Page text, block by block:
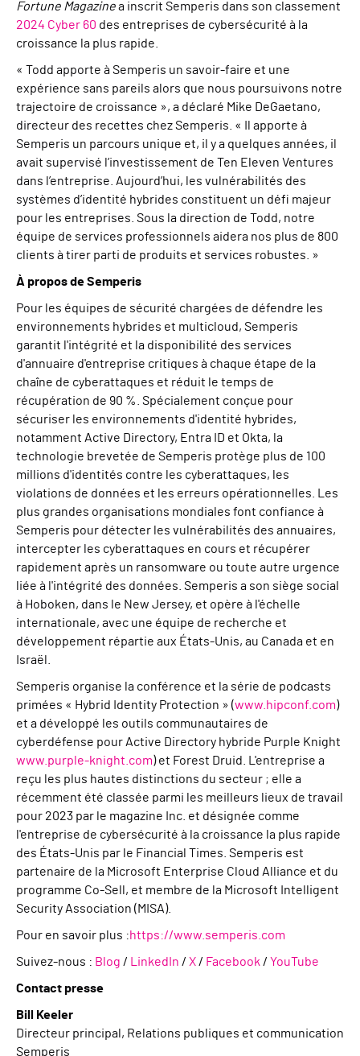
Fortune Magazinea inscrit Semperis dans son classement
2024 Cyber 60 des entreprises de cybersécurité à la
croissance la plus rapide.
« Todd apporte à Semperis un savoir-faire et une
expérience sans pareils alors que nous poursuivons notre
trajectoire de croissance », a déclaré Mike DeGaetano,
directeur des recettes chez Semperis. « Il apporte à
Semperis un parcours unique et, il y a quelques années, il
avait supervisé l’investissement de Ten Eleven Ventures
dans l’entreprise. Aujourd’hui, les vulnérabilités des
systèmes d’identité hybrides constituent un défi majeur
pour les entreprises. Sous la direction de Todd, notre
équipe de services professionnels aidera nos plus de 800
clients à tirer parti de produits et services robustes. »
À propos de Semperis
Pour les équipes de sécurité chargées de défendre les
environnements hybrides et multicloud, Semperis
garantit l'intégrité et la disponibilité des services
d'annuaire d'entreprise critiques à chaque étape de la
chaîne de cyberattaques et réduit le temps de
récupération de 90 %. Spécialement conçue pour
sécuriser les environnements d'identité hybrides,
notamment Active Directory, Entra ID et Okta, la
technologie brevetée de Semperis protège plus de 100
millions d'identités contre les cyberattaques, les
violations de données et les erreurs opérationnelles. Les
plus grandes organisations mondiales font confiance à
Semperis pour détecter les vulnérabilités des annuaires,
intercepter les cyberattaques en cours et récupérer
rapidement après un ransomware ou toute autre urgence
liée à l'intégrité des données. Semperis a son siège social
à Hoboken, dans le New Jersey, et opère à l'échelle
internationale, avec une équipe de recherche et
développement répartie aux États-Unis, au Canada et en
Israël.
Semperis organise la conférence et la série de podcasts
primées « Hybrid Identity Protection » (www.hipconf.com)
et a développé les outils communautaires de
cyberdéfense pour Active Directory hybride Purple Knight
www.purple-knight.com) et Forest Druid. L'entreprise a
reçu les plus hautes distinctions du secteur ; elle a
récemment été classée parmi les meilleurs lieux de travail
pour 2023 par le magazine Inc. et désignée comme
l'entreprise de cybersécurité à la croissance la plus rapide
des États-Unis par le Financial Times. Semperis est
partenaire de la Microsoft Enterprise Cloud Alliance et du
programme Co-Sell, et membre de la Microsoft Intelligent
Security Association (MISA).
Pour en savoir plus :https://www.semperis.com
Suivez-nous : Blog / LinkedIn / X / Facebook / YouTube
Contact presse
Bill Keeler
Directeur principal, Relations publiques et communication
Semperis